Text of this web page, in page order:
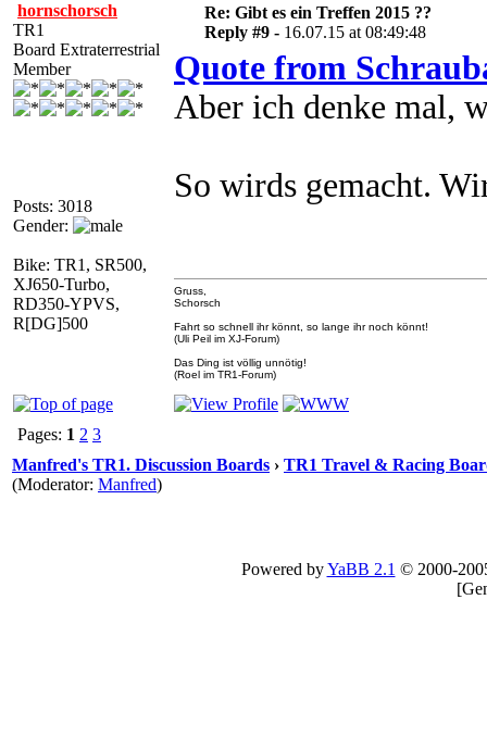
hornschorsch
TR1
Board Extraterrestrial
Member
Posts: 3018
Gender:
Bike: TR1, SR500,
XJ650-Turbo,
RD350-YPVS,
R[DG]500
Re: Gibt es ein Treffen 2015 ??
Reply #9 - 16.07.15 at 08:49:48
Quote from
Aber ich denke mal,
So wirds gemacht.
Gruss,
Schorsch
Fahrt so schnell ihr könnt, so lange ihr noch könnt!
(Uli Peil im XJ-Forum)
Das Ding ist völlig unnötig!
(Roel im TR1-Forum)
Pages: 1 2 3
Manfred's TR1. Discussion Boards › TR1 Travel & Racing
(Moderator: Manfred)
Powered byYaBB 2.1 © 2000-
[